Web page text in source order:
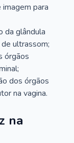
para
da glândula
ultrassom;
órgãos
dos órgãos
na vagina.
na